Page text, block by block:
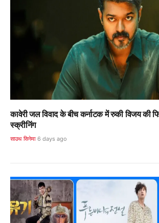
कावेरी जल विवाद के बीच कर्नाटक में रुकी विजय की
स्क्रीनिंग
साउथ सिनेमा 6 days ago